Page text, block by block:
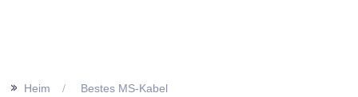
>> Heim Bestes MS-Kabel